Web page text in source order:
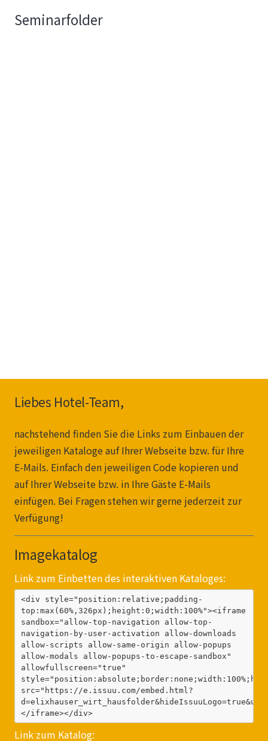
Seminarfolder
Liebes Hotel-Team,
nachstehend finden Sie die Links zum Einbauen der
jeweiligen Kataloge auf Ihrer Webseite bzw. für Ihre
E-Mails. Einfach den jeweiligen Code kopieren und
auf Ihrer Webseite bzw. in Ihre Gäste E-Mails
einfügen. Bei Fragen stehen wir gerne jederzeit zur
Verfügung!
Imagekatalog
Link zum Einbetten des interaktiven Kataloges:
<div style="position:relative;padding-
top:max(60%,326px);height:0;width:100%"><iframe
sandbox="allow-top-navigation allow-top-
navigation-by-user-activation allow-downloads
allow-scripts allow-same-origin allow-popups
allow-modals allow-popups-to-escape-sandbox"
allowfullscreen="true"
src="https://e.issuu.com/embed.html?
</iframe></div>
Link zum Katalog: